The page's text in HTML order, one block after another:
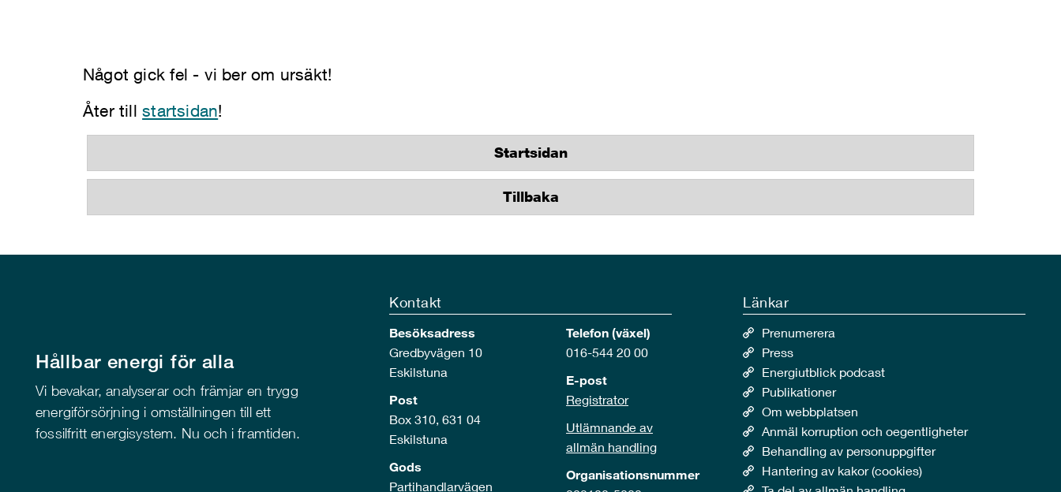
Något gick fel - vi ber om ursäkt!
Åter tillstartsidan!
Startsidan
Tillbaka
Hållbar energi för alla
Vi bevakar, analyserar och främjar en trygg
energiförsörjning i omställningen till ett
fossilfritt energisystem. Nu och i framtiden.
Kontakt
Besöksadress
Gredbyvägen 10
Eskilstuna
Post
Box 310, 631 04
Eskilstuna
Gods
Partihandlarvägen
Telefon (växel)
016-544 20 00
E-post
Registrator
Utlämnande av
allmän handling
Organisationsnummer
Länkar
Prenumerera
Press
Energiutblick podcast
Publikationer
Om webbplatsen
Anmäl korruption och oegentligheter
Behandling av personuppgifter
Hantering av kakor (cookies)